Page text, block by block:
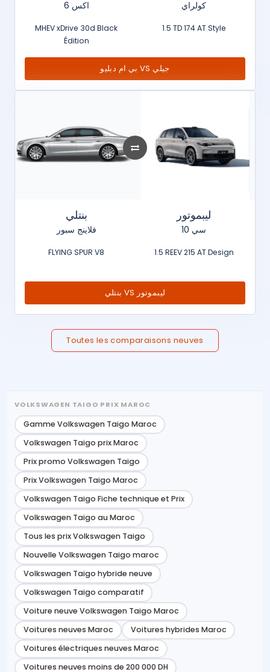
اكس 6
MHEV xDrive 30d Black
Édition
كولراي
1.5 TD 174 AT Style
بي ام دبليو VS جيلي
بنتلي
فلاينج سبور
FLYING SPUR V8
ليبموتور
سي 10
1.5 REEV 215 AT Design
بنتلي VS ليبموتور
Toutes les comparaisons neuves
VOLKSWAGEN TAIGO PRIX MAROC
Gamme Volkswagen Taigo Maroc
Volkswagen Taigo prix Maroc
Prix promo Volkswagen Taigo
Prix Volkswagen Taigo Maroc
Volkswagen Taigo Fiche technique et Prix
Volkswagen Taigo au Maroc
Tous les prix Volkswagen Taigo
Nouvelle Volkswagen Taigo maroc
Volkswagen Taigo hybride neuve
Volkswagen Taigo comparatif
Voiture neuve Volkswagen Taigo Maroc
Voitures neuves Maroc
Voitures hybrides Maroc
Voitures électriques neuves Maroc
Voitures neuves moins de 200 000 DH